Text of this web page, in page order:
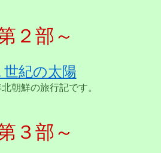
２部～
世紀の太陽
朝鮮の旅行記です。
３部～